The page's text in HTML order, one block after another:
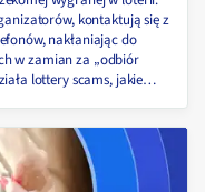
kontaktują się z
nakłaniając do
w zamian za „odbiór
lottery scams, jakie